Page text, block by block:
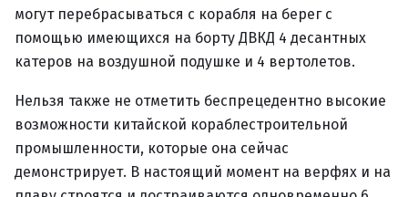
могут перебрасываться с корабля на берег с
помощью имеющихся на борту ДВКД 4 десантных
катеров на воздушной подушке и 4 вертолетов.
Нельзя также не отметить беспрецедентно высокие
возможности китайской кораблестроительной
промышленности, которые она сейчас
демонстрирует. В настоящий момент на верфях и на